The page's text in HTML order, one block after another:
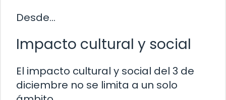
Desde…
Impacto cultural y social
El impacto cultural y social del 3 de
diciembre no se limita a un solo